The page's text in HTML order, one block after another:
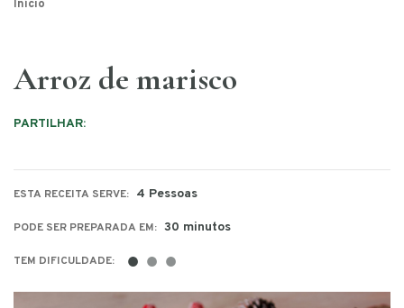
Início
Arroz de marisco
PARTILHAR:
ESTA RECEITA SERVE: 4 Pessoas
PODE SER PREPARADA EM: 30 minutos
TEM DIFICULDADE: ● ● ●